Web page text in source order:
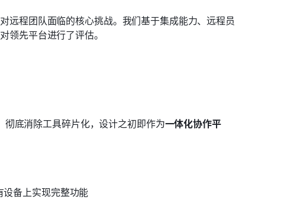
远程团队面临的核心挑战。我们基于集成能力、远程员
领先平台进行了评估。
彻底消除工具碎片化，设计之初即作为一体化协作平
备上实现完整功能